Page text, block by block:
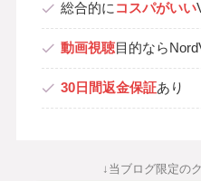
総合的にコスパがいい
動画視聴目的なら
30日間返金保証あり
↓当ブログ限定の